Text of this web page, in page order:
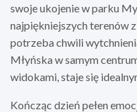
swoje ukojenie w parku
najpiękniejszych terenów
potrzeba chwili
Młyńska w samym
widokami, staje się
Kończąc dzień pełen